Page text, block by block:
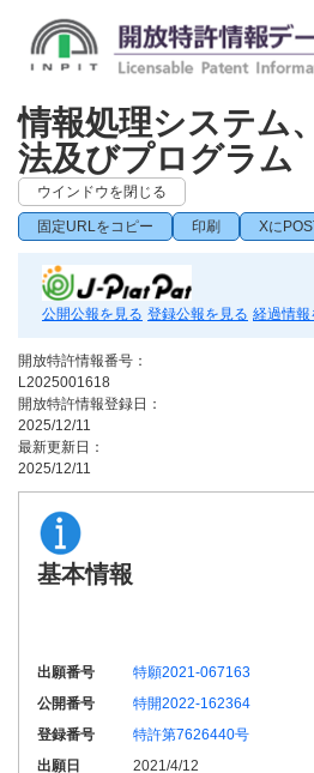
情報処理システム
法及びプログラム
ウインドウを閉じる
固定URLをコピー 印刷 Xに
公開公報を見る 登録公報を見る 経過情報
開放特許情報番号：
L2025001618
開放特許情報登録日：
2025/12/11
最新更新日：
2025/12/11
基本情報
出願番号
特願2021-067163
公開番号
特開2022-162364
登録番号
特許第7626440号
出願日
2021/4/12